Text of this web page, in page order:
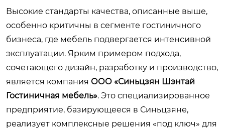
Высокие стандарты качества, описанные выше,
особенно критичны в сегменте гостиничного
бизнеса, где мебель подвергается интенсивной
эксплуатации. Ярким примером подхода,
сочетающего дизайн, разработку и производство,
является компания ООО «Синьцзян Шэнтай
Гостиничная мебель». Это специализированное
предприятие, базирующееся в Синьцзяне,
реализует комплексные решения «под ключ» для